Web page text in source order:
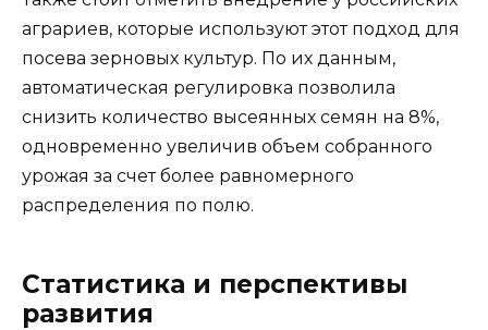
аграриев, которые используют этот подход для
посева зерновых культур. По их данным,
автоматическая регулировка позволила
снизить количество высеянных семян на 8%,
одновременно увеличив объем собранного
урожая за счет более равномерного
распределения по полю.
Статистика и перспективы
развития